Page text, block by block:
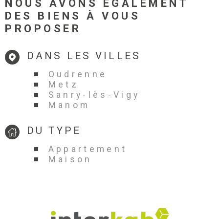
NOUS AVONS ÉGALEMENT
DES BIENS À VOUS
PROPOSER
DANS LES VILLES
Oudrenne
Metz
Sanry-lès-Vigy
Manom
DU TYPE
Appartement
Maison